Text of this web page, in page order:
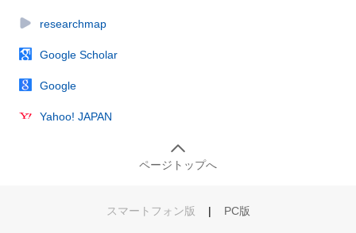
researchmap
Google Scholar
Google
Yahoo! JAPAN
ページトップへ
スマートフォン版 | PC版